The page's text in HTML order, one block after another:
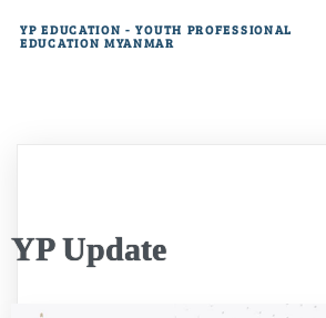
YP EDUCATION - YOUTH PROFESSIONAL
EDUCATION MYANMAR
YP Update